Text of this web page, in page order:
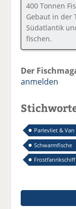
400 Tonnen
Gebaut in der
Südatlantik
fischen.
Der
anmelden
Parlevliet & Van
Schwarmfische
Frostfanrikschiff